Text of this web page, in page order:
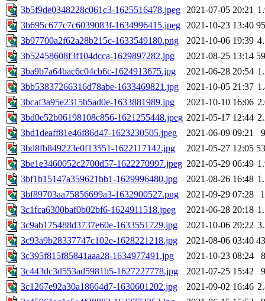
3b5f9de0348228c061c3-1625516478.jpeg 2021-07-05 20:21
3b695c677c7c6039083f-1634996415.jpeg 2021-10-23 13:40
3b97700a2f62a28b215c-1633549180.png
2021-10-06 19:39
3b52458608f3f104dcca-1629897282.jpg
2021-08-25 13:14
3ba9b7a64bac6c04cb6c-1624913675.jpg
2021-06-28 20:54
3bb53837266316d78abe-1633469821.jpg
2021-10-05 21:37
3bcaf3a95e2315b5ad0e-1633881989.jpg
2021-10-10 16:06
3bd0e52b06198108c856-1621255448.jpeg 2021-05-17 12:44
3bd1deaff81e46f86d47-1623230505.jpeg
2021-06-09 09:21
3bd8fb849223e0f13551-1622117142.jpg
2021-05-27 12:05
3be1e3460052c2700d57-1622270997.jpeg 2021-05-29 06:49
3bf1b15147a359621bb1-1629996480.jpg
2021-08-26 16:48
3bf89703aa75856699a3-1632900527.png
2021-09-29 07:28
3c1fca6300baf0b02bf6-1624911518.jpeg
2021-06-28 20:18
3c9ab175488d3737e60e-1633551729.jpg
2021-10-06 20:22
3c93a9b28337747c102e-1628221218.jpg
2021-08-06 03:40
3c395f815f85841aaa28-1634977491.jpg
2021-10-23 08:24
3c443dc3d553ad5981b5-1627227778.jpg
2021-07-25 15:42
3c1267e92a30a18664d7-1630601202.jpg
2021-09-02 16:46